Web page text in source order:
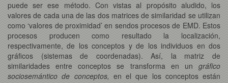
puede ser ese método. Con vistas al propósito aludido, los
valores de cada una de las dos matrices de similaridad se utilizan
como ‘valores de proximidad’ en sendos procesos de EMD. Estos
procesos producen como resultado la localización,
respectivamente, de los conceptos y de los individuos en dos
gráficos (sistemas de coordenadas). Así, la matriz de
similaridades entre conceptos se transforma en un gráfico
sociosemántico de conceptos, en el que los conceptos están